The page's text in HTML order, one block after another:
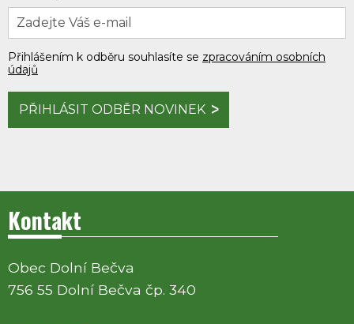
Přihlášením k odběru souhlasíte se zpracováním osobních
údajů
PŘIHLÁSIT ODBĚR NOVINEK
Kontakt
Obec Dolní Bečva
756 55 Dolní Bečva čp. 340